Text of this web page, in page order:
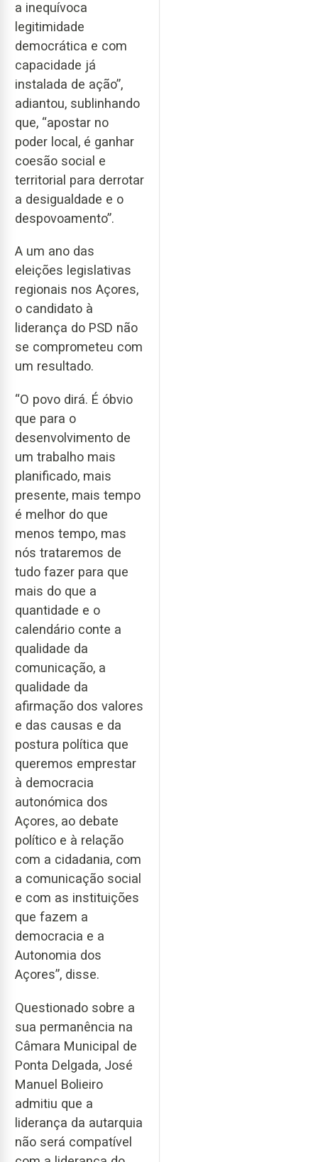
a inequívoca
legitimidade
democrática e com
capacidade já
instalada de ação”,
adiantou, sublinhando
que, “apostar no
poder local, é ganhar
coesão social e
territorial para derrotar
a desigualdade e o
despovoamento”.
A um ano das
eleições legislativas
regionais nos Açores,
o candidato à
liderança do PSD não
se comprometeu com
um resultado.
“O povo dirá. É óbvio
que para o
desenvolvimento de
um trabalho mais
planificado, mais
presente, mais tempo
é melhor do que
menos tempo, mas
nós trataremos de
tudo fazer para que
mais do que a
quantidade e o
calendário conte a
qualidade da
comunicação, a
qualidade da
afirmação dos valores
e das causas e da
postura política que
queremos emprestar
à democracia
autonómica dos
Açores, ao debate
político e à relação
com a cidadania, com
a comunicação social
e com as instituições
que fazem a
democracia e a
Autonomia dos
Açores”, disse.
Questionado sobre a
sua permanência na
Câmara Municipal de
Ponta Delgada, José
Manuel Bolieiro
admitiu que a
liderança da autarquia
não será compatível